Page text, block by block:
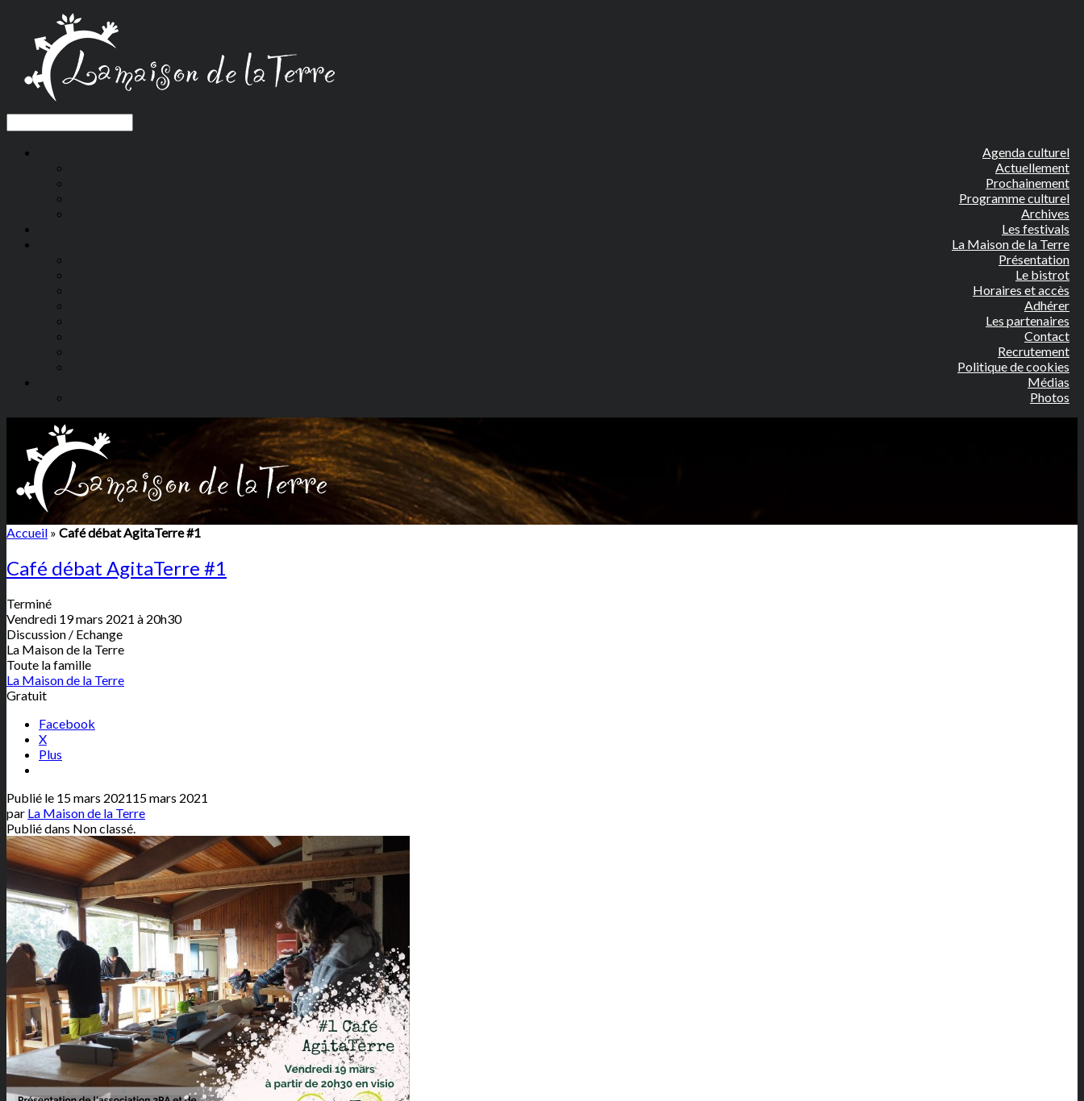
Agenda culturel
Actuellement
Prochainement
Programme culturel
Archives
Les festivals
La Maison de la Terre
Présentation
Le bistrot
Horaires et accès
Adhérer
Les partenaires
Contact
Recrutement
Politique de cookies
Médias
Photos
Accueil » Café débat AgitaTerre #1
Café débat AgitaTerre #1
Terminé
Vendredi 19 mars 2021 à 20h30
Discussion / Echange
La Maison de la Terre
Toute la famille
La Maison de la Terre
Gratuit
Facebook
X
Plus
Publié le 15 mars 202115 mars 2021
par La Maison de la Terre
Publié dans Non classé.